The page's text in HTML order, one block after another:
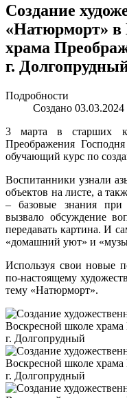
Создание
«Натюрморт» в
храма
г.
Подробности
Создано 03.03.2024
3 марта в старших
Преображения
обучающий курс по
Воспитанники узнали
объектов на листе, а
– базовые знания при
вызвало обсуждение
передавать картина. И
«домашний уют» и
Используя свои новые
по-настоящему
тему «Натюрморт».